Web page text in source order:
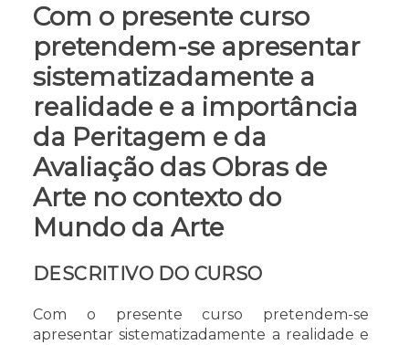
€ 90 (curso completo)
Nota: No curso presencial não será possível a
frequência por módulo, apenas de forma
completa.
Online
€ 50 (curso completo)
€ 30 (por módulo)
Com o presente curso
pretendem-se apresentar
sistematizadamente a
realidade e a importância
da Peritagem e da
Avaliação das Obras de
Arte no contexto do
Mundo da Arte
DESCRITIVO DO CURSO
Com o presente curso pretendem-se
apresentar sistematizadamente a realidade e